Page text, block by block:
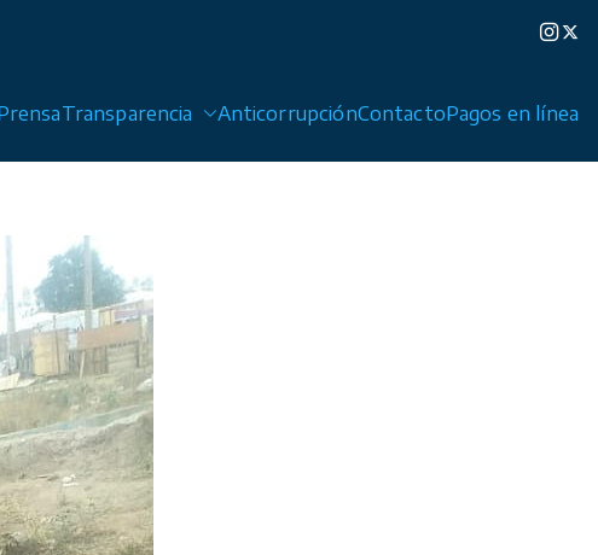
de Graciano Sánchez y Cerro de San Pedro.
Transparencia AnticorrupciónContactoPagos en línea